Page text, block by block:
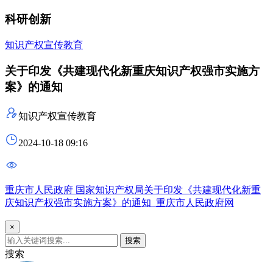
科研创新
知识产权宣传教育
关于印发《共建现代化新重庆知识产权强市实施方
案》的通知
知识产权宣传教育
2024-10-18 09:16
重庆市人民政府 国家知识产权局关于印发《共建现代化新重
庆知识产权强市实施方案》的通知_重庆市人民政府网
×
搜索
搜索